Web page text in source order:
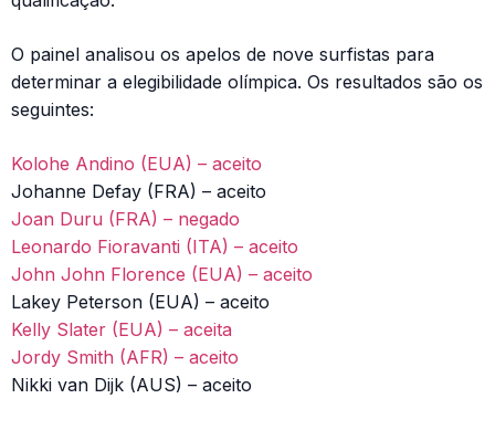
O painel analisou os apelos de nove surfistas para
determinar a elegibilidade olímpica. Os resultados são os
seguintes:
Kolohe Andino (EUA) – aceito
Johanne Defay (FRA) – aceito
Joan Duru (FRA) – negado
Leonardo Fioravanti (ITA) – aceito
John John Florence (EUA) – aceito
Lakey Peterson (EUA) – aceito
Kelly Slater (EUA) – aceita
Jordy Smith (AFR) – aceito
Nikki van Dijk (AUS) – aceito